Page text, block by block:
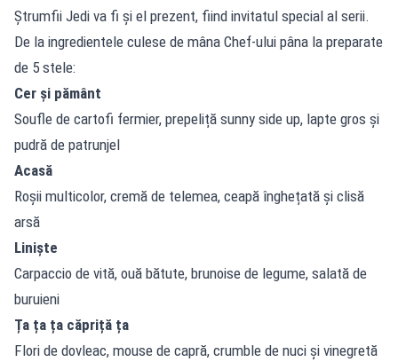
Ștrumfii Jedi va fi și el prezent, fiind invitatul special al serii.
De la ingredientele culese de mâna Chef-ului pâna la preparate
de 5 stele:
Cer și pământ
Soufle de cartofi fermier, prepeliță sunny side up, lapte gros și
pudră de patrunjel
Acasă
Roșii multicolor, cremă de telemea, ceapă înghețată și clisă
arsă
Liniște
Carpaccio de vită, ouă bătute, brunoise de legume, salată de
buruieni
Ța ța ța căpriță ța
Flori de dovleac, mouse de capră, crumble de nuci și vinegretă